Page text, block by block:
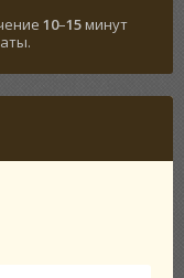
10–15минут